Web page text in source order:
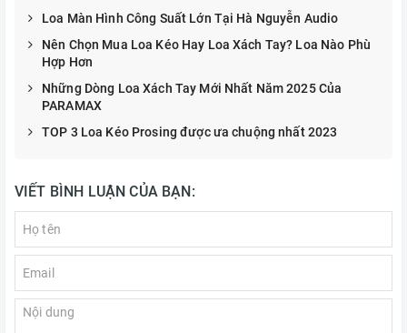
Loa Màn Hình Công Suất Lớn Tại Hà Nguyễn Audio
Nên Chọn Mua Loa Kéo Hay Loa Xách Tay? Loa Nào Phù
Hợp Hơn
Những Dòng Loa Xách Tay Mới Nhất Năm 2025 Của
PARAMAX
TOP 3 Loa Kéo Prosing được ưa chuộng nhất 2023
VIẾT BÌNH LUẬN CỦA BẠN: